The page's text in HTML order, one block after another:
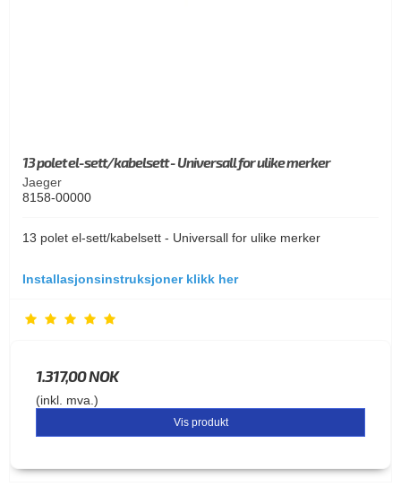
13 polet el-sett/kabelsett - Universall for ulike merker
Jaeger
8158-00000
13 polet el-sett/kabelsett - Universall for ulike merker
Installasjonsinstruksjoner klikk her
1.317,00 NOK
(inkl. mva.)
Vis produkt